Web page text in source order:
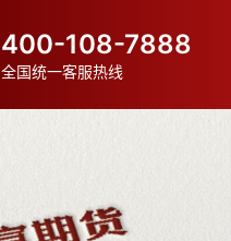
400-108-7888
全国统一客服热线